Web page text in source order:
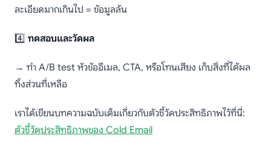
ละเอียดมากเกินไป = ข้อมูลล้น
4️⃣ ทดสอบและวัดผล
→ ทำ A/B test หัวข้ออีเมล, CTA, หรือโทนเสียง เก็บสิ่งที่ได้ผล
ทิ้งส่วนที่เหลือ
เราได้เขียนบทความฉบับเต็มเกี่ยวกับตัวชี้วัดประสิทธิภาพไว้ที่นี่:
ตัวชี้วัดประสิทธิภาพของ Cold Email